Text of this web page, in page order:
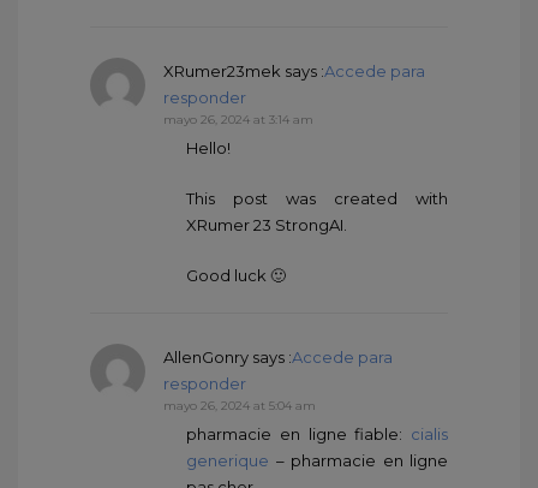
XRumer23mek says :Accede para
responder
mayo 26, 2024 at 3:14 am
Hello!
This post was created with
XRumer 23 StrongAI.
Good luck 🙂
AllenGonry says :Accede para
responder
mayo 26, 2024 at 5:04 am
pharmacie en ligne fiable: cialis
generique – pharmacie en ligne